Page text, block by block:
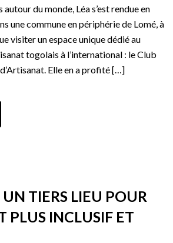
du monde, Léa s’est rendue en
une commune en périphérie de Lomé, à
visiter un espace unique dédié au
togolais à l’international : le Club
Elle en a profité […]
TIERS LIEU POUR
PLUS INCLUSIF ET